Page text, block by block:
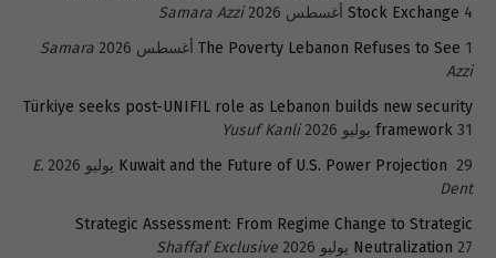
Stock Exchange 4 أغسطس 2026
Samara Azzi
The Poverty Lebanon Refuses to See 1 أغسطس 2026
Samara
Azzi
Türkiye seeks post-UNIFIL role as Lebanon builds new security
framework 31 يوليو 2026
Yusuf Kanli
Kuwait and the Future of U.S. Power Projection 29 يوليو 2026
E.
Dent
Strategic Assessment: From Regime Change to Strategic
Neutralization 27 يوليو 2026 Shaffaf Exclusive